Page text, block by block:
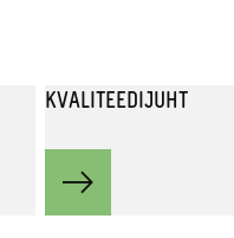
KVALITEEDIJUHT